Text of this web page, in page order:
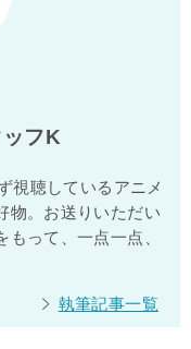
フK
視聴しているアニメ
物。お送りいただい
って、一点一点、
執筆記事一覧